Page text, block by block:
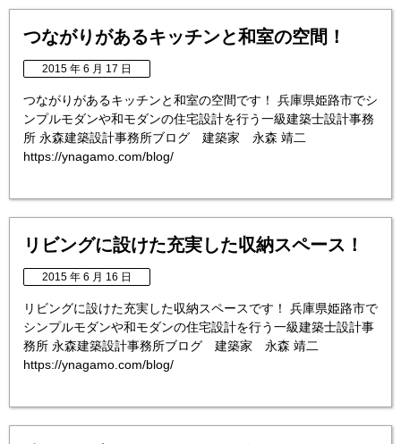
つながりがあるキッチンと和室の空間！
2015 年 6 月 17 日
つながりがあるキッチンと和室の空間です！ 兵庫県姫路市でシ
ンプルモダンや和モダンの住宅設計を行う一級建築士設計事務
所 永森建築設計事務所ブログ 建築家 永森 靖二
https://ynagamo.com/blog/
リビングに設けた充実した収納スペース！
2015 年 6 月 16 日
リビングに設けた充実した収納スペースです！ 兵庫県姫路市で
シンプルモダンや和モダンの住宅設計を行う一級建築士設計事
務所 永森建築設計事務所ブログ 建築家 永森 靖二
https://ynagamo.com/blog/